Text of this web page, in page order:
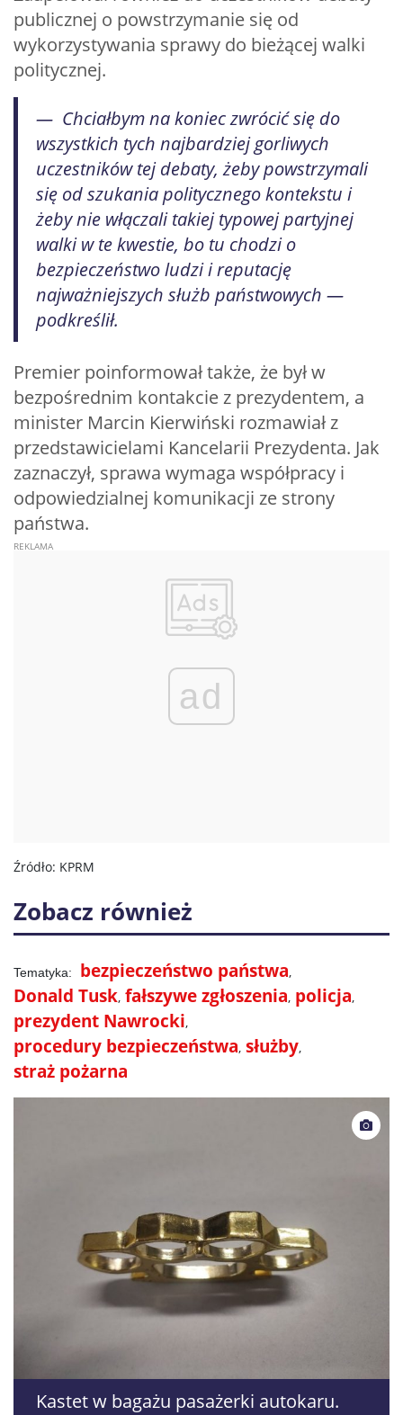
publicznej o powstrzymanie się od
wykorzystywania sprawy do bieżącej walki
politycznej.
— Chciałbym na koniec zwrócić się do
wszystkich tych najbardziej gorliwych
uczestników tej debaty, żeby powstrzymali
się od szukania politycznego kontekstu i
żeby nie włączali takiej typowej partyjnej
walki w te kwestie, bo tu chodzi o
bezpieczeństwo ludzi i reputację
najważniejszych służb państwowych —
podkreślił.
Premier poinformował także, że był w
bezpośrednim kontakcie z prezydentem, a
minister Marcin Kierwiński rozmawiał z
przedstawicielami Kancelarii Prezydenta. Jak
zaznaczył, sprawa wymaga współpracy i
odpowiedzialnej komunikacji ze strony
państwa.
ad
Źródło: KPRM
Zobacz również
bezpieczeństwo państwa
Donald Tusk fałszywe zgłoszenia policja
prezydent Nawrocki
procedury bezpieczeństwa służby
straż pożarna
Kastet w bagażu pasażerki autokaru.